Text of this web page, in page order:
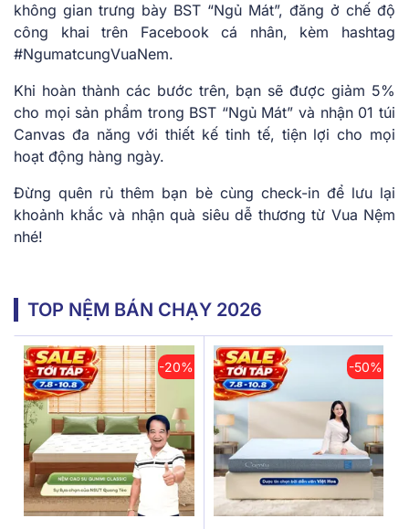
không gian trưng bày BST “Ngủ Mát”, đăng ở chế độ
công khai trên Facebook cá nhân, kèm hashtag
#NgumatcungVuaNem.
Khi hoàn thành các bước trên, bạn sẽ được giảm 5%
cho mọi sản phẩm trong BST “Ngủ Mát” và nhận 01 túi
Canvas đa năng với thiết kế tinh tế, tiện lợi cho mọi
hoạt động hàng ngày.
Đừng quên rủ thêm bạn bè cùng check-in để lưu lại
khoảnh khắc và nhận quà siêu dễ thương từ Vua Nệm
nhé!
TOP NỆM BÁN CHẠY 2026
-20% -50%